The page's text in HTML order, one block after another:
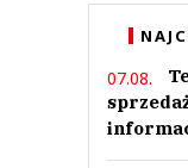
07.08.